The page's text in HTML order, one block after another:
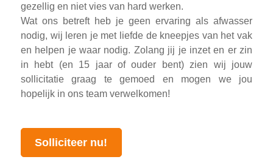
gezellig en niet vies van hard werken.
Wat ons betreft heb je geen ervaring als afwasser
nodig, wij leren je met liefde de kneepjes van het vak
en helpen je waar nodig. Zolang jij je inzet en er zin
in hebt (en 15 jaar of ouder bent) zien wij jouw
sollicitatie graag te gemoed en mogen we jou
hopelijk in ons team verwelkomen!
Solliciteer nu!